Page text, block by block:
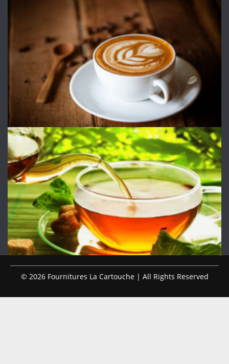
© 2026 Fournitures La Cartouche | All Rights Reserved